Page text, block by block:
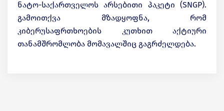
ნატო-საქართველოს არსებითი პაკეტი (SNGP).
გამოითქვა მზადყოფნა, რომ
კიბერუსაფრთხოების კუთხით აქტიური
თანამშრომლობა მომავალშიც გაგრძელდება.